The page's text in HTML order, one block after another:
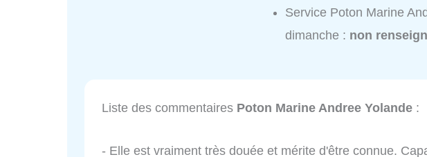
Service Poton Marine
dimanche : non
Liste des commentaires Poton Marine Andree Yolande :
- Elle est vraiment très douée et mérite d'être connue.